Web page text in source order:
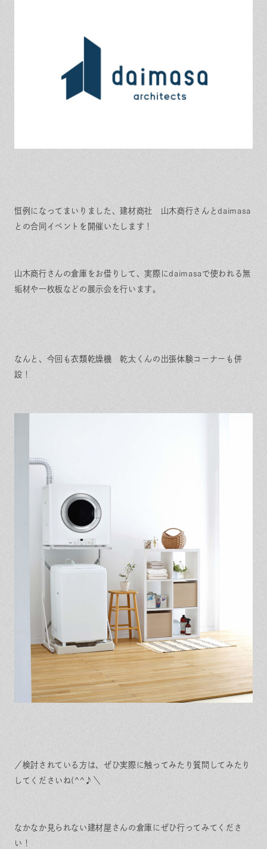
恒例になってまいりました、建材商社 山木商行さんとdaimasa
との合同イベントを開催いたします！
山木商行さんの倉庫をお借りして、実際にdaimasaで使われる無
垢材や一枚板などの展示会を行います。
なんと、今回も衣類乾燥機 乾太くんの出張体験コーナーも併
設！
／検討されている方は、ぜひ実際に触ってみたり質問してみたり
してくださいね(^^♪ ＼
なかなか見られない建材屋さんの倉庫にぜひ行ってみてくださ
い！